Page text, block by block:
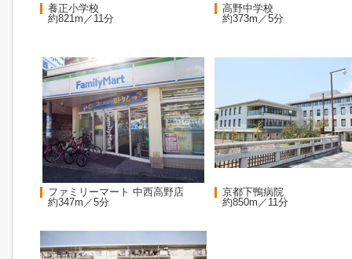
養正小学校
約821m／11分
高野中学校
約373m／5分
ファミリーマート 中西高野店
約347m／5分
京都下鴨病院
約850m／11分